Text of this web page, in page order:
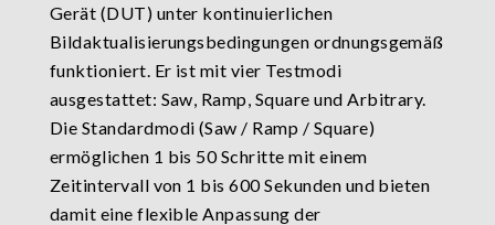
Gerät (DUT) unter kontinuierlichen
Bildaktualisierungsbedingungen ordnungsgemäß
funktioniert. Er ist mit vier Testmodi
ausgestattet: Saw, Ramp, Square und Arbitrary.
Die Standardmodi (Saw / Ramp / Square)
ermöglichen 1 bis 50 Schritte mit einem
Zeitintervall von 1 bis 600 Sekunden und bieten
damit eine flexible Anpassung der